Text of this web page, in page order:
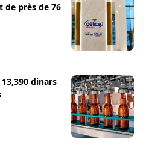
de près de 76
13,390 dinars